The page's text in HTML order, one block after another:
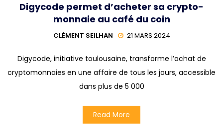
Digycode permet d’acheter sa crypto-
monnaie au café du coin
CLÉMENT SEILHAN 21 MARS 2024
Digycode, initiative toulousaine, transforme l’achat de
cryptomonnaies en une affaire de tous les jours, accessible
dans plus de 5 000
Read More